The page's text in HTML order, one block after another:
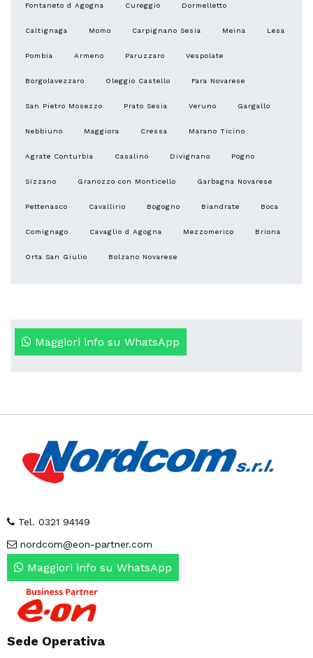
Fontaneto d Agogna Cureggio Dormelletto
Caltignaga Momo Carpignano Sesia Meina Lesa
Pombia Armeno Paruzzaro Vespolate
Borgolavezzaro Oleggio Castello Fara Novarese
San Pietro Mosezzo Prato Sesia Veruno Gargallo
Nebbiuno Maggiora Cressa Marano Ticino
Agrate Conturbia Casalino Divignano Pogno
Sizzano Granozzo con Monticello Garbagna Novarese
Pettenasco Cavallirio Bogogno Biandrate Boca
Comignago Cavaglio d Agogna Mezzomerico Briona
Orta San Giulio Bolzano Novarese
Maggiori info su WhatsApp
Tel. 0321 94149
nordcom@eon-partner.com
Maggiori info su WhatsApp
Sede Operativa